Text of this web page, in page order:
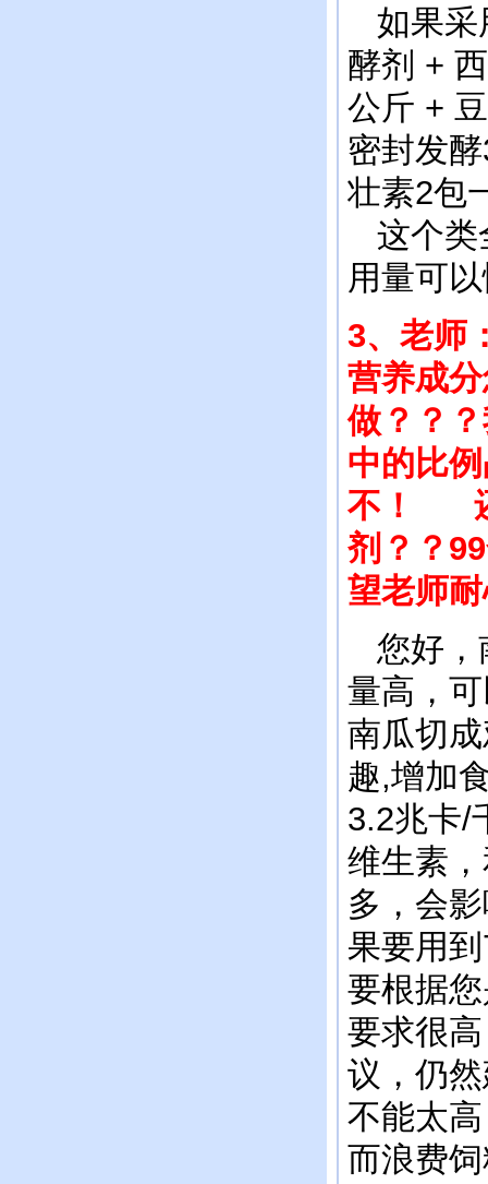
如果采
酵剂 +
公斤 +
密封发
壮素2包
这个类
用量可
3、老师
营养成
做？？
中的比
不！ 还
剂？？
望老师
您好，
量高，
南瓜切
趣,增加
3.2兆卡/
维生素
多，会
果要用
要根据
要求很
议，仍
不能太
而浪费